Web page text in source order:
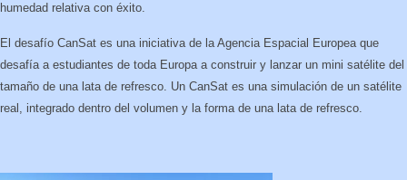
humedad relativa con éxito.
El desafío CanSat es una iniciativa de la Agencia Espacial Europea que
desafía a estudiantes de toda Europa a construir y lanzar un mini satélite del
tamaño de una lata de refresco. Un CanSat es una simulación de un satélite
real, integrado dentro del volumen y la forma de una lata de refresco.